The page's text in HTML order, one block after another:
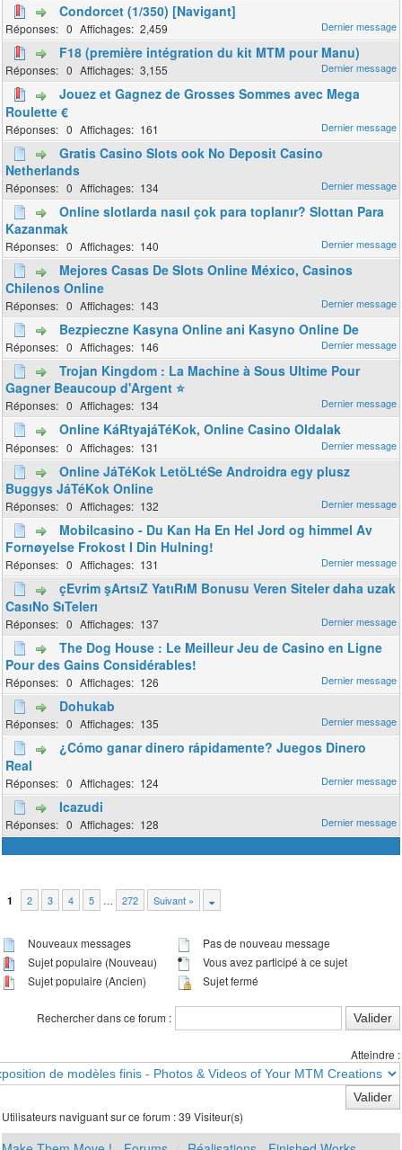
Condorcet (1/350) [Navigant]
0 2,459
F18 (première intégration du kit MTM pour Manu)
0 3,155
Jouez et Gagnez de Grosses Sommes avec Mega
Roulette €
0 161
Gratis Casino Slots ook No Deposit Casino
Netherlands
0 134
Online slotlarda nasıl çok para toplanır? Slottan Para
Kazanmak
0 140
Mejores Casas De Slots Online México, Casinos
Chilenos Online
0 143
Bezpieczne Kasyna Online ani Kasyno Online De
0 146
Trojan Kingdom : La Machine à Sous Ultime Pour
Gagner Beaucoup d'Argent ⭐
0 134
Online KáRtyajáTéKok, Online Casino Oldalak
0 131
Online JáTéKok LetöLtéSe Androidra egy plusz
Buggys JáTéKok Online
0 132
Mobilcasino - Du Kan Ha En Hel Jord og himmel Av
Fornøyelse Frokost I Din Hulning!
0 131
çEvrim şArtsıZ YatıRıM Bonusu Veren Siteler daha uzak
CasıNo SıTelerı
0 137
The Dog House : Le Meilleur Jeu de Casino en Ligne
Pour des Gains Considérables!
0 126
Dohukab
0 135
¿Cómo ganar dinero rápidamente? Juegos Dinero
Real
0 124
Icazudi
0 128
1 2 3 4 5 … 272 Suivant »
Nouveaux messages
Sujet populaire (Nouveau)
Sujet populaire (Ancien)
Pas de nouveau message
Vous avez participé à ce sujet
Sujet fermé
Rechercher dans ce forum :
Atteindre :
Utilisateurs naviguant sur ce forum : 39 Visiteur(s)